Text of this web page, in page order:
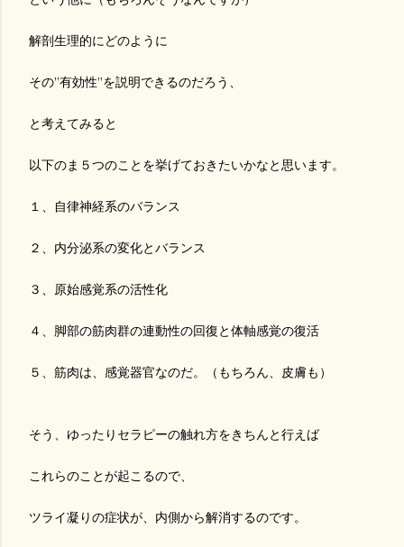
解剖生理的にどのように
その”有効性”を説明できるのだろう、
と考えてみると
以下のま５つのことを挙げておきたいかなと思います。
１、自律神経系のバランス
２、内分泌系の変化とバランス
３、原始感覚系の活性化
４、脚部の筋肉群の連動性の回復と体軸感覚の復活
５、筋肉は、感覚器官なのだ。（もちろん、皮膚も）
そう、ゆったりセラピーの触れ方をきちんと行えば
これらのことが起こるので、
ツライ凝りの症状が、内側から解消するのです。